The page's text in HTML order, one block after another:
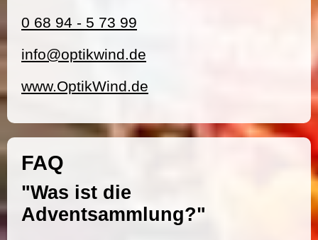
0 68 94 - 5 73 99
info@optikwind.de
www.OptikWind.de
FAQ
"Was ist die
Adventsammlung?"